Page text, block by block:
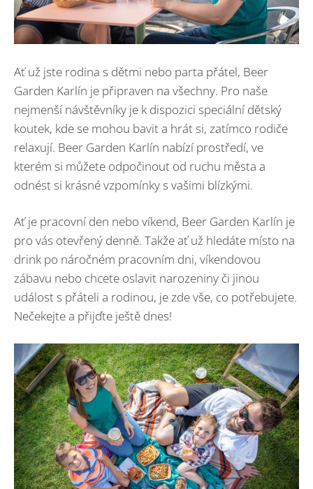
Ať už jste rodina s dětmi nebo parta přátel, Beer
Garden Karlín je připraven na všechny. Pro naše
nejmenší návštěvníky je k dispozici speciální dětský
koutek, kde se mohou bavit a hrát si, zatímco rodiče
relaxují. Beer Garden Karlín nabízí prostředí, ve
kterém si můžete odpočinout od ruchu města a
odnést si krásné vzpomínky s vašimi blízkými.
Ať je pracovní den nebo víkend, Beer Garden Karlín je
pro vás otevřený denně. Takže ať už hledáte místo na
drink po náročném pracovním dni, víkendovou
zábavu nebo chcete oslavit narozeniny či jinou
událost s přáteli a rodinou, je zde vše, co potřebujete.
Nečekejte a přijďte ještě dnes!